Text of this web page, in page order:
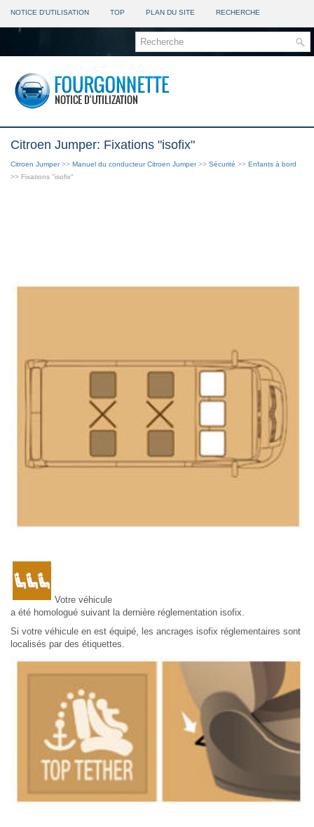
NOTICE D'UTILISATION TOP PLAN DU SITE RECHERCHE
Citroen Jumper: Fixations "isofix"
Citroen Jumper>> Manuel du conducteur Citroen Jumper>> Sécurité >> Enfants à bord
>> Fixations "isofix"
Votre véhicule
a été homologué suivant la dernière réglementation isofix.
Si votre véhicule en est équipé, les ancrages isofix réglementaires sont
localisés par des étiquettes.